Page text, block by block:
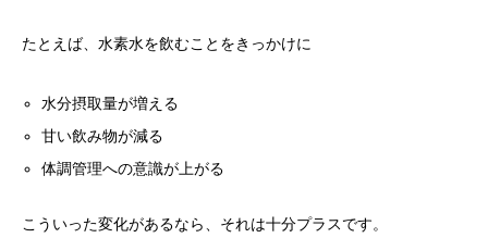
たとえば、水素水を飲むことをきっかけに
水分摂取量が増える
甘い飲み物が減る
体調管理への意識が上がる
こういった変化があるなら、それは十分プラスです。